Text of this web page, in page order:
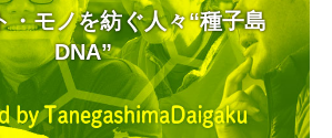
・モノを紡ぐ人々“種子島
DNA”